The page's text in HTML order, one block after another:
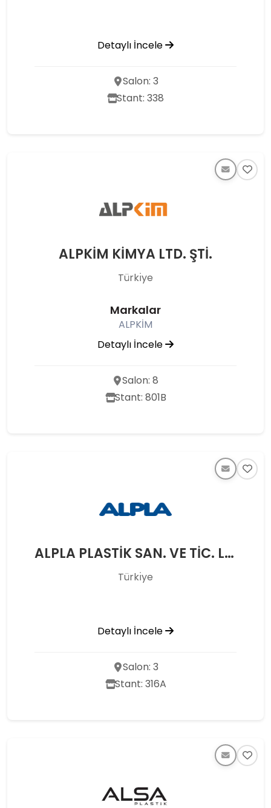
Detaylı İncele
Salon: 3
Stant: 338
ALPKİM KİMYA LTD. ŞTİ.
Türkı̇ye
Markalar
ALPKİM
Detaylı İncele
Salon: 8
Stant: 801B
ALPLA PLASTİK SAN. VE TİC. LTD. ŞTİ.
Türkı̇ye
Detaylı İncele
Salon: 3
Stant: 316A